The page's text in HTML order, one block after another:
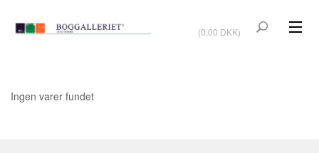
(0,00 DKK)
Ingen varer fundet